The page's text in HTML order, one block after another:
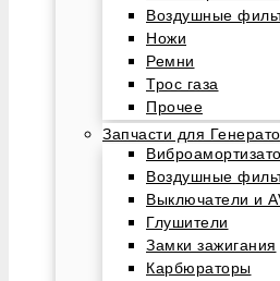
Воздушные
Ножи
Ремни
Трос газа
Прочее
Запчасти для
Воздушные
Выключатели и
Глушители
Замки зажигания
Карбюраторы